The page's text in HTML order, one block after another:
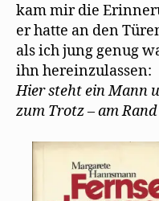
kam mir die
er hatte an den
als ich jung genug
ihn hereinzulassen:
Hier steht ein Mann
zum Trotz – am Rand